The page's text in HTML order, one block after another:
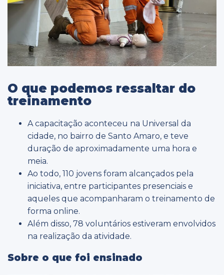
O que podemos ressaltar do
treinamento
A capacitação aconteceu na Universal da
cidade, no bairro de Santo Amaro, e teve
duração de aproximadamente uma hora e
meia.
Ao todo, 110 jovens foram alcançados pela
iniciativa, entre participantes presenciais e
aqueles que acompanharam o treinamento de
forma online.
Além disso, 78 voluntários estiveram envolvidos
na realização da atividade.
Sobre o que foi ensinado